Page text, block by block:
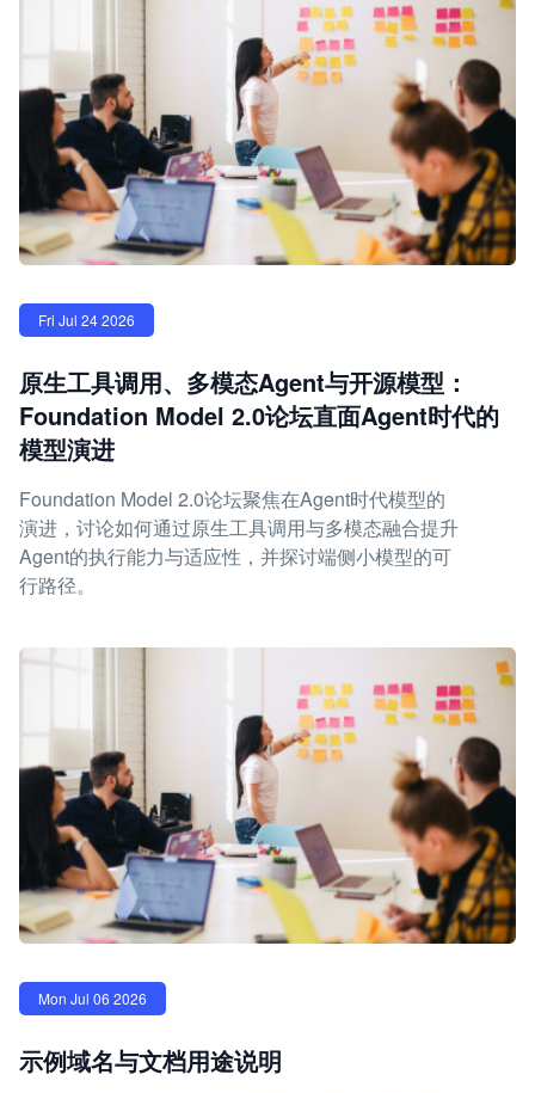
Fri Jul 24 2026
原生工具调用、多模态Agent与开源模型：
Foundation Model 2.0论坛直面Agent时代的
模型演进
Foundation Model 2.0论坛聚焦在Agent时代模型的
演进，讨论如何通过原生工具调用与多模态融合提升
Agent的执行能力与适应性，并探讨端侧小模型的可
行路径。
Mon Jul 06 2026
示例域名与文档用途说明